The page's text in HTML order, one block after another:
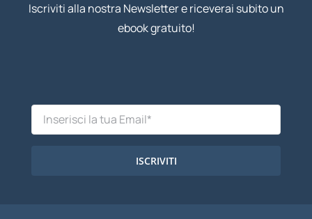
Iscriviti alla nostra Newsletter e riceverai subito un
ebook gratuito!
ISCRIVITI